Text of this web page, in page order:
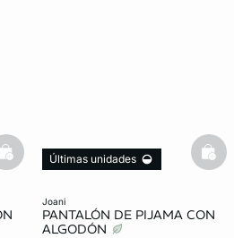
basketfull
joani
PANTALÓN DE PIJAMA CON
ALGODÓN
Últimas unidades